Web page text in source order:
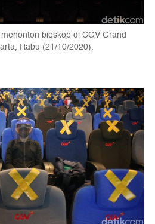
bioskop di CGV Grand
Rabu (21/10/2020).